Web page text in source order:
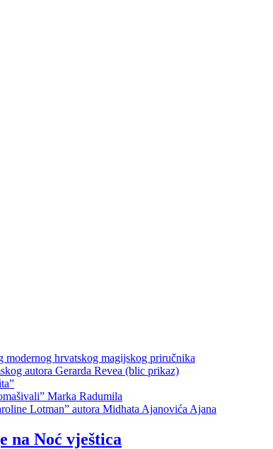
modernog hrvatskog magijskog priručnika
autora Gerarda Revea (blic prikaz)
Marka Radumila
Lotman” autora Midhata Ajanovića Ajana
na Noć vještica